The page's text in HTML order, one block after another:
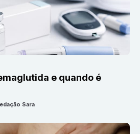
e quando é
Sara